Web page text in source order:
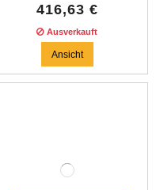
416,63 €
Ausverkauft
Ansicht